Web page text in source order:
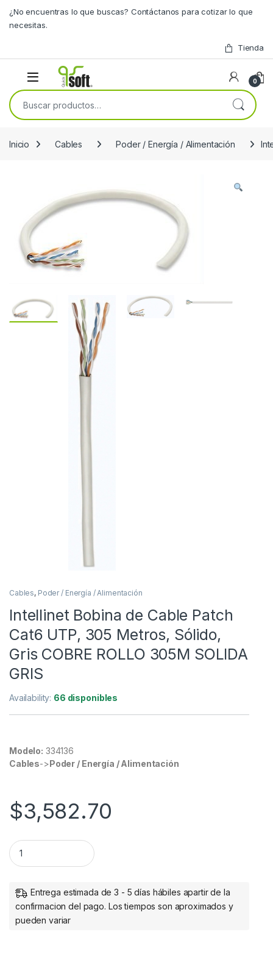
¿No encuentras lo que buscas? Contáctanos para cotizar lo que
necesitas.
Tienda
0
Buscar por:
Inicio Cables Poder / Energía / Alimentación
Cables, Poder / Energía / Alimentación
Intellinet Bobina de Cable Patch
Cat6 UTP, 305 Metros, Sólido,
Gris COBRE ROLLO 305M SOLIDA
GRIS
Availability: 66 disponibles
Modelo: 334136
Cables->Poder / Energía / Alimentación
$3,582.70
Intellinet Bobina de Cable Patch Cat6 UTP, 305 Metros,
Entrega estimada de 3 - 5 días hábiles apartir de la
confirmacion del pago. Los tiempos son aproximados y
pueden variar